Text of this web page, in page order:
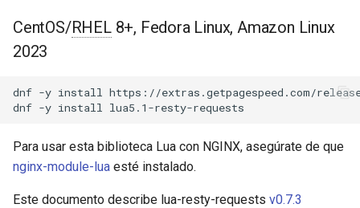
u
d
auth-pam
auth-radius
auth-totp
options
patch
Objeto de Respuesta
Soporte HTTP/3 QUIC de
NGINX - Paquetes RPM para
Servidor Web Angie - Instalar
Linux y AlmaLinux
CentOS/RHEL8+, Fedora Linux, Amazon Linux
2023
dnf -y install
https://extras.getpagespeed.com/
dnf -y install
Para usar esta biblioteca Lua con NGINX, asegúrate de que
nginx-module-lua esté instalado.
Este documento describe lua-resty-requests v0.7.3